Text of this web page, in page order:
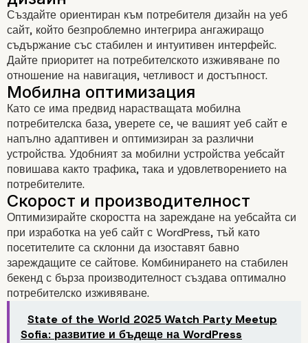
Мерки за сигурност
Оптимизация на
производителността
Създайте ориентиран към потребителя дизайн на уеб
сайт, който безпроблемно интегрира ангажиращо
съдържание със стабилен и интуитивен интерфейс.
Дайте приоритет на потребителското изживяване по
отношение на навигация, четливост и достъпност.
Като се има предвид нарастващата мобилна
потребителска база, уверете се, че вашият уеб сайт е
напълно адаптивен и оптимизиран за различни
устройства. Удобният за мобилни устройства уебсайт
повишава както трафика, така и удовлетворението на
потребителите.
Оптимизирайте скоростта на зареждане на уебсайта си
при изработка на уеб сайт с WordPress, тъй като
посетителите са склонни да изоставят бавно
зареждащите се сайтове. Комбинирането на стабилен
бекенд с бърза производителност създава оптимално
потребителско изживяване.
State of the World 2025 Watch Party Meetup
Sofia: развитие и бъдеще на WordPress